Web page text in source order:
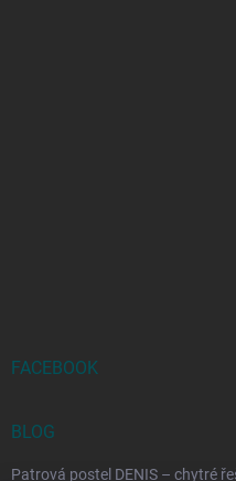
FACEBOOK
BLOG
Patrová postel DENIS – chytré